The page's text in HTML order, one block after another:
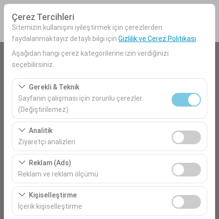
Çerez Tercihleri
Sitemizin kullanışını iyileştirmek için çerezlerden
faydalanmaktayız detaylı bilgi için Gizlilik ve Çerez Politikası
Aşağıdan hangi çerez kategorilerine izin verdiğinizi
seçebilirsiniz.
Gerekli & Teknik
Sayfanın çalışması için zorunlu çerezler.
(Değiştirilemez)
Bu çerezler sitenin doğru şekilde çalışması, güvenlik,
oturum yönetimi ve temel işlevler için gereklidir. Devre
dışı bırakılamaz.
Analitik
Ziyaretçi analizleri
Bu çerezler, sitemizin nasıl kullanıldığını (ziyaretçi sayısı,
en çok ziyaret edilen sayfalar, kullanıcı davranışları)
analiz etmemizi sağlar. Bu veriler, web sitesi
performansını ölçmek ve kullanıcı deneyimini sürekli
iyileştirmek için kullanılır.
Reklam (Ads)
Reklam ve reklam ölçümü
Bu çerezler, size ilgi alanlarınıza uygun kişiselleştirilmiş
reklamlar göstermemize ve reklam kampanyalarımızın
etkinliğini (gösterim sayısı, tıklama oranı) ölçmemize
Kişiselleştirme
İçerik kişiselleştirme
Araç Alış Yeri
Mersin Havalimanı İç Hatlar
Farklı yerde bırakmak istiyorum
Araç Alım Tarihi
Araç Teslim Tarihi